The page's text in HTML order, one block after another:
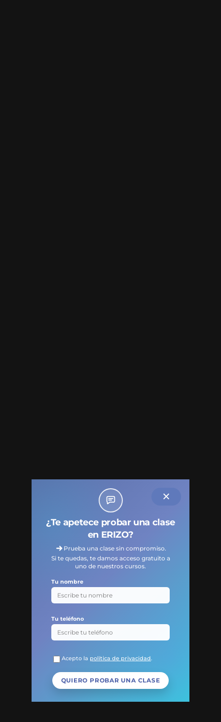
¿Te apetece probar una clase
en ERIZO?
Prueba una clase sin compromiso.
Si te quedas, te damos acceso gratuito a
uno de nuestros cursos.
Tu nombre
Tu teléfono
Acepto la política de privacidad.